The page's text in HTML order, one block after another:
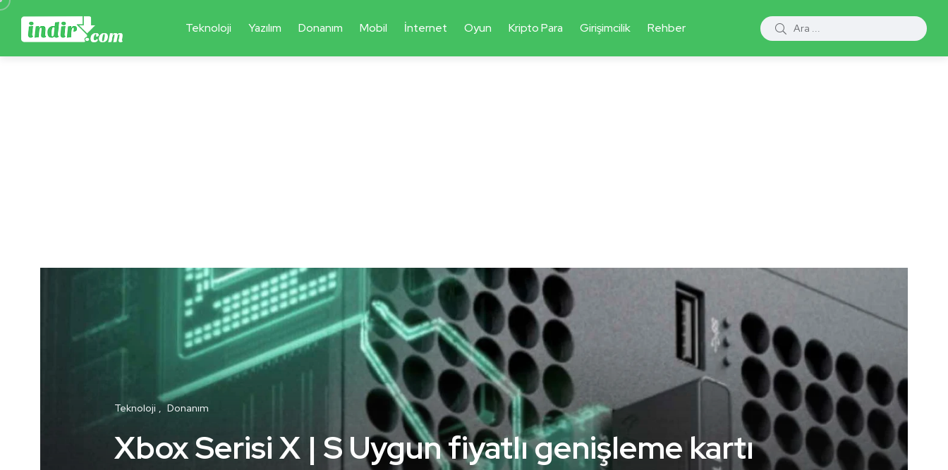
Teknoloji Yazılım Donanım Mobil İnternet Oyun Kripto Para Girişimcilik Rehber
Teknoloji Donanım
Xbox Serisi X | S Uygun fiyatlı genişleme kartı